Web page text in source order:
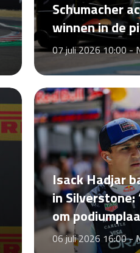
Schumacher
winnen in de
07 juli 2026 10:00 -
Isack Hadjar
in Silverstone:
om
06 juli 2026 16:00 -